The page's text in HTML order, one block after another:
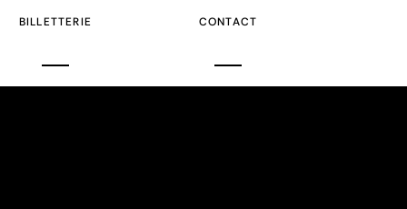
BILLETTERIE CONTACT